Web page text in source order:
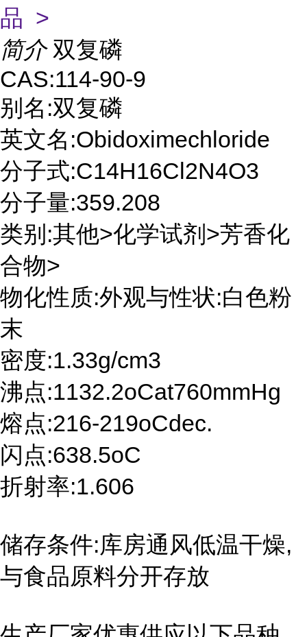
品 >
简介 双复磷
CAS:114-90-9
别名:双复磷
英文名:Obidoximechloride
分子式:C14H16Cl2N4O3
分子量:359.208
类别:其他>化学试剂>芳香化
合物>
物化性质:外观与性状:白色粉
末
密度:1.33g/cm3
沸点:1132.2oCat760mmHg
熔点:216-219oCdec.
闪点:638.5oC
折射率:1.606
储存条件:库房通风低温干燥,
与食品原料分开存放